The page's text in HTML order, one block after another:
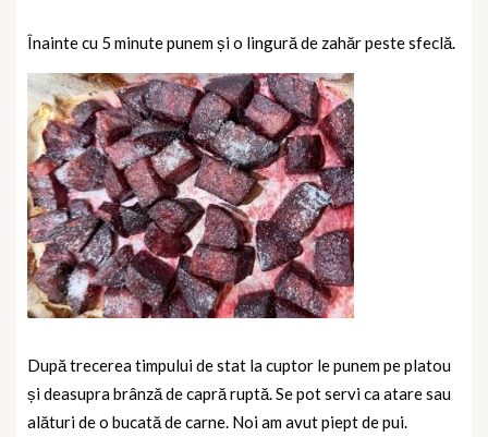
Înainte cu 5 minute punem și o lingură de zahăr peste sfeclă.
După trecerea timpului de stat la cuptor le punem pe platou
și deasupra brânză de capră ruptă. Se pot servi ca atare sau
alături de o bucată de carne. Noi am avut piept de pui.